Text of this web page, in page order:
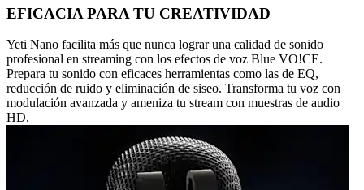
EFICACIA PARA TU CREATIVIDAD
Yeti Nano facilita más que nunca lograr una calidad de sonido
profesional en streaming con los efectos de voz Blue VO!CE.
Prepara tu sonido con eficaces herramientas como las de EQ,
reducción de ruido y eliminación de siseo. Transforma tu voz con
modulación avanzada y ameniza tu stream con muestras de audio
HD.